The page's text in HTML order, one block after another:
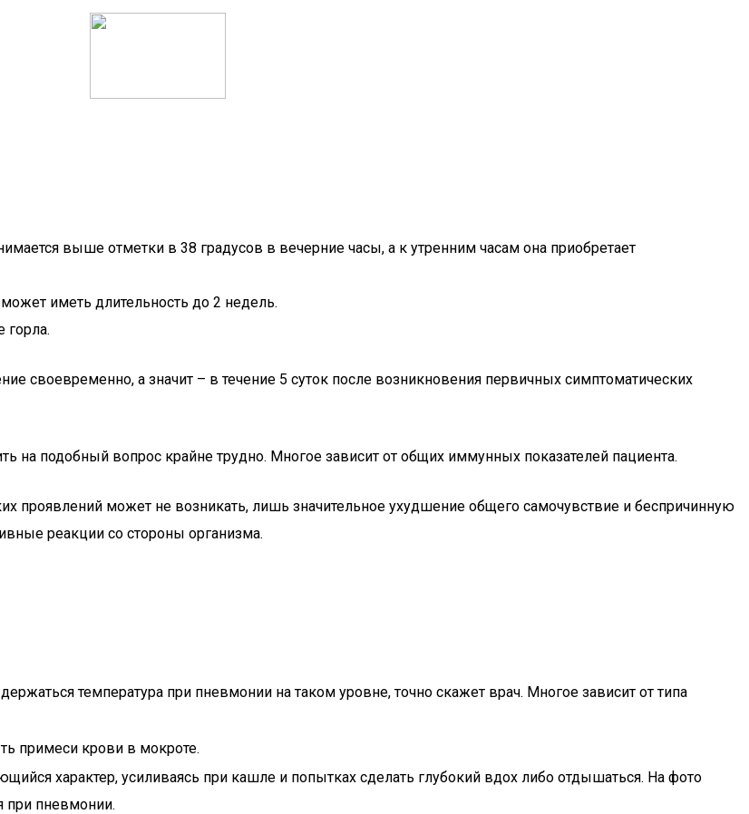
выше отметки в 38 градусов в вечерние часы, а к утренним часам она приобретает
иметь длительность до 2 недель.
горла.
своевременно, а значит – в течение 5 суток после возникновения первичных симптоматических
на подобный вопрос крайне трудно. Многое зависит от общих иммунных показателей пациента.
проявлений может не возникать, лишь значительное ухудшение общего самочувствие и беспричинную
реакции со стороны организма.
температура при пневмонии на таком уровне, точно скажет врач. Многое зависит от типа
примеси крови в мокроте.
характер, усиливаясь при кашле и попытках сделать глубокий вдох либо отдышаться. На фото
пневмонии.